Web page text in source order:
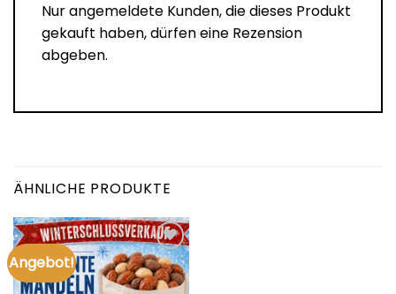
Nur angemeldete Kunden, die dieses Produkt
gekauft haben, dürfen eine Rezension
abgeben.
ÄHNLICHE PRODUKTE
Angebot!
Add to
wishlist